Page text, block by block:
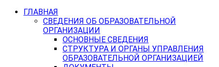
ГЛАВНАЯ
СВЕДЕНИЯ ОБ ОБРАЗОВАТЕЛЬНОЙ
ОРГАНИЗАЦИИ
ОСНОВНЫЕ СВЕДЕНИЯ
СТРУКТУРА И ОРГАНЫ УПРАВЛЕНИЯ
ОБРАЗОВАТЕЛЬНОЙ ОРГАНИЗАЦИЕЙ